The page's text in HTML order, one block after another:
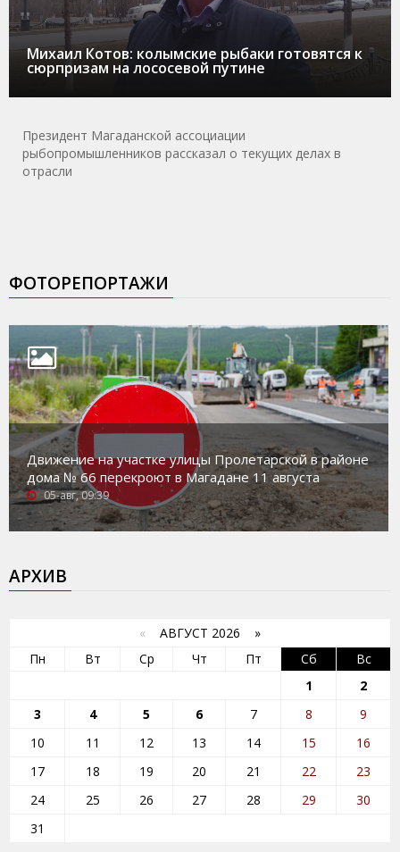
Михаил Котов: колымские рыбаки готовятся к
сюрпризам на лососевой путине
Президент Магаданской ассоциации
рыбопромышленников рассказал о текущих делах в
отрасли
ФОТОРЕПОРТАЖИ
Движение на участке улицы Пролетарской в районе
дома № 66 перекроют в Магадане 11 августа
05-авг, 09:39
АРХИВ
« АВГУСТ 2026 »
Пн
Вт Ср Чт Пт Сб
Вс
1
2
3
4 5 6 7 8
9
10
11 12 13 14 15
16
17
18 19 20 21 22
23
24
25 26 27 28 29
30
31